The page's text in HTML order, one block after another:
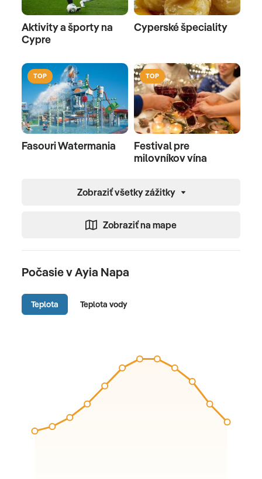
Aktivity a športy na
Cypre
Cyperské špeciality
TOP
Fasouri Watermania
TOP
Festival pre
milovníkov vína
Zobraziť všetky zážitky
Zobraziť na mape
Počasie v Ayia Napa
Teplota Teplota vody